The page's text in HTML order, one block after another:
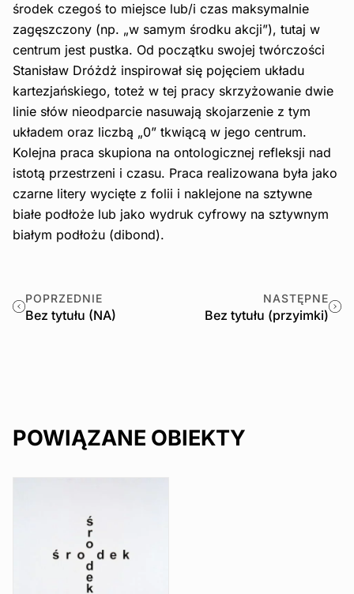
środek czegoś to miejsce lub/i czas maksymalnie
zagęszczony (np. „w samym środku akcji”), tutaj w
centrum jest pustka. Od początku swojej twórczości
Stanisław Dróżdż inspirował się pojęciem układu
kartezjańskiego, toteż w tej pracy skrzyżowanie dwie
linie słów nieodparcie nasuwają skojarzenie z tym
układem oraz liczbą „0” tkwiącą w jego centrum.
Kolejna praca skupiona na ontologicznej refleksji nad
istotą przestrzeni i czasu. Praca realizowana była jako
czarne litery wycięte z folii i naklejone na sztywne
białe podłoże lub jako wydruk cyfrowy na sztywnym
białym podłożu (dibond).
POPRZEDNIE
Bez tytułu (NA)
NASTĘPNE
Bez tytułu (przyimki)
POWIĄZANE OBIEKTY